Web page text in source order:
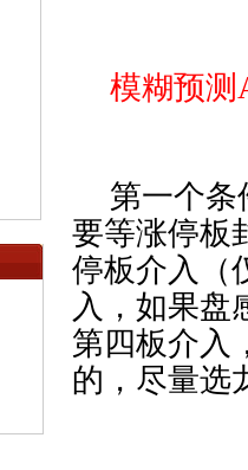
模糊预测
第一个条
要等涨停板
停板介入（
入，如果盘
第四板介入
的，尽量选